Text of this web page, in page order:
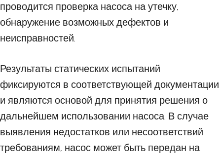
проводится проверка насоса на утечку,
обнаружение возможных дефектов и
неисправностей.
Результаты статических испытаний
фиксируются в соответствующей документации
и являются основой для принятия решения о
дальнейшем использовании насоса. В случае
выявления недостатков или несоответствий
требованиям, насос может быть передан на